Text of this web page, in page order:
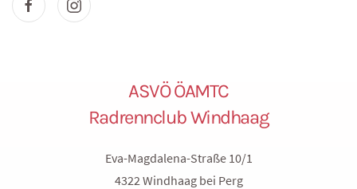
ASVÖ ÖAMTC
Radrennclub Windhaag
Eva-Magdalena-Straße 10/1
4322 Windhaag bei Perg